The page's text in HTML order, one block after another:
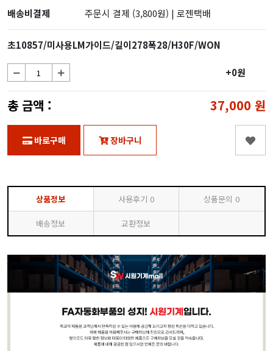
배송비결제
주문시 결제 (3,800원) | 로젠택배
초10857/미사용LM가이드/길이278폭28/H30F/WON
+0원
총 금액 : 37,000 원
바로구매 장바구니
상품정보 사용후기 0 상품문의 0
배송정보 교환정보